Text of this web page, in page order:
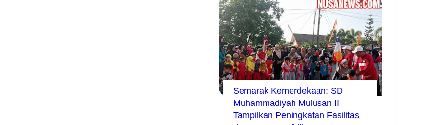
Semarak Kemerdekaan: SD
Muhammadiyah Mulusan II
Tampilkan Peningkatan Fasilitas